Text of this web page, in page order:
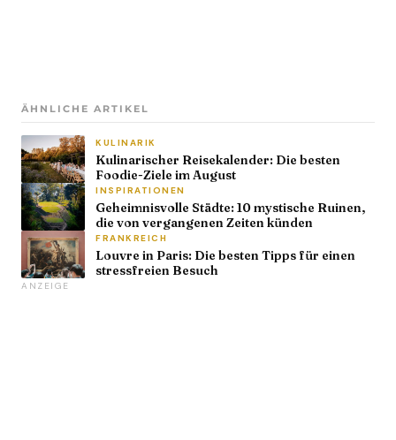
ÄHNLICHE ARTIKEL
KULINARIK
Kulinarischer Reisekalender: Die besten
Foodie-Ziele im August
INSPIRATIONEN
Geheimnisvolle Städte: 10 mystische Ruinen,
die von vergangenen Zeiten künden
FRANKREICH
Louvre in Paris: Die besten Tipps für einen
stressfreien Besuch
ANZEIGE